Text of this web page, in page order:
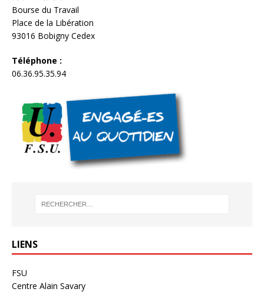
Bourse du Travail
Place de la Libération
93016 Bobigny Cedex
Téléphone :
06.36.95.35.94
LIENS
FSU
Centre Alain Savary